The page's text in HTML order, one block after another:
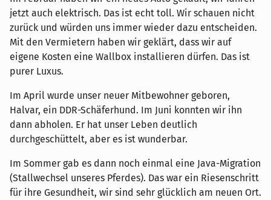
jetzt auch elektrisch. Das ist echt toll. Wir schauen nicht
zurück und würden uns immer wieder dazu entscheiden.
Mit den Vermietern haben wir geklärt, dass wir auf
eigene Kosten eine Wallbox installieren dürfen. Das ist
purer Luxus.
Im April wurde unser neuer Mitbewohner geboren,
Halvar, ein DDR-Schäferhund. Im Juni konnten wir ihn
dann abholen. Er hat unser Leben deutlich
durchgeschüttelt, aber es ist wunderbar.
Im Sommer gab es dann noch einmal eine Java-Migration
(Stallwechsel unseres Pferdes). Das war ein Riesenschritt
für ihre Gesundheit, wir sind sehr glücklich am neuen Ort.